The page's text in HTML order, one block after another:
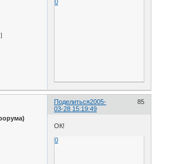
0
Поделиться 85
2005-
03-28 15:19:49
ОК!
0